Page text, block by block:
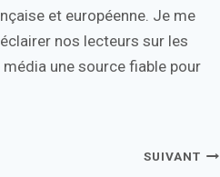
et européenne. Je me
nos lecteurs sur les
une source fiable pour
SUIVANT